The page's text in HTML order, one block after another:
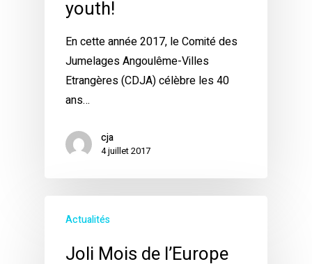
youth!
En cette année 2017, le Comité des
Jumelages Angoulême-Villes
Etrangères (CDJA) célèbre les 40
ans…
cja
4 juillet 2017
Actualités
Joli Mois de l’Europe